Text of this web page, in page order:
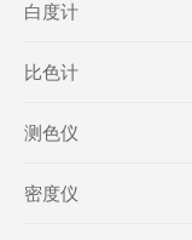
白度计
比色计
测色仪
密度仪